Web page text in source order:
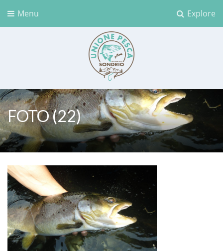
Explore
Menu
Unione Pesca Sondrio
FOTO (22)